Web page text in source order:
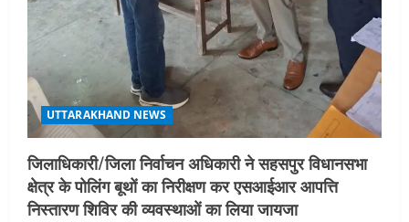
UTTARAKHAND NEWS
जिलाधिकारी/जिला निर्वाचन अधिकारी ने सहसपुर विधानसभा
क्षेत्र के पोलिंग बूथों का निरीक्षण कर एसआईआर आपत्ति
निस्तारण शिविर की व्यवस्थाओं का लिया जायजा